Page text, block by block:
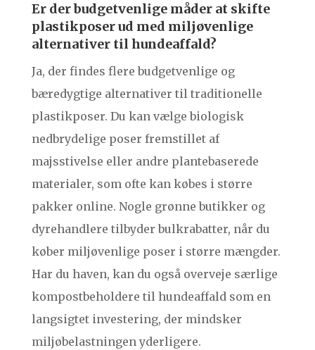
Er der budgetvenlige måder at skifte
plastikposer ud med miljøvenlige
alternativer til hundeaffald?
Ja, der findes flere budgetvenlige og
bæredygtige alternativer til traditionelle
plastikposer. Du kan vælge biologisk
nedbrydelige poser fremstillet af
majsstivelse eller andre plantebaserede
materialer, som ofte kan købes i større
pakker online. Nogle grønne butikker og
dyrehandlere tilbyder bulkrabatter, når du
køber miljøvenlige poser i større mængder.
Har du haven, kan du også overveje særlige
kompostbeholdere til hundeaffald som en
langsigtet investering, der mindsker
miljøbelastningen yderligere.